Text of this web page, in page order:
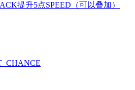
提升5点SPEED（可以叠加）